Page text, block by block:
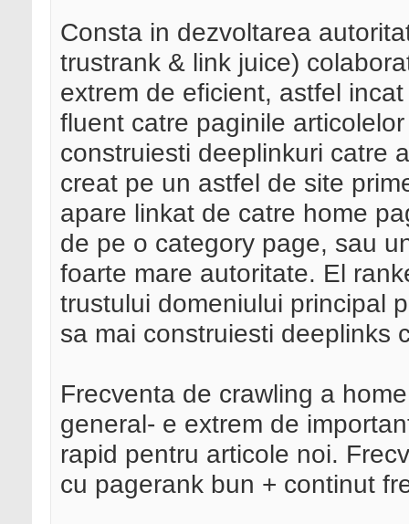
Consta in dezvoltarea
trustrank & link juice)
extrem de eficient, astfel
fluent catre paginile
construiesti deeplinkuri catre
creat pe un astfel de site
apare linkat de catre home
de pe o category page, sau
foarte mare autoritate. El
trustului domeniului principal
sa mai construiesti deeplinks
Frecventa de crawling a
general- e extrem de
rapid pentru articole noi.
cu pagerank bun + continut